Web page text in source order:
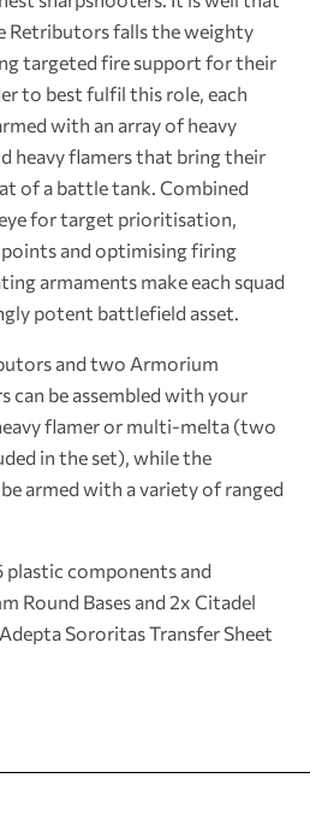
Retributors falls the weighty
targeted fire support for their
to best fulfil this role, each
with an array of heavy
heavy flamers that bring their
of a battle tank. Combined
for target prioritisation,
and optimising firing
armaments make each squad
potent battlefield asset.
and two Armorium
can be assembled with your
flamer or multi-melta (two
in the set), while the
armed with a variety of ranged
plastic components and
Round Bases and 2x Citadel
Sororitas Transfer Sheet